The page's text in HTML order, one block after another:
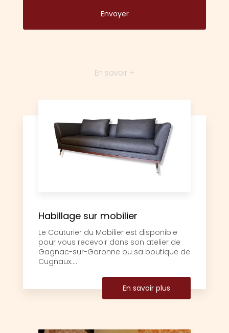
En savoir +
Habillage sur mobilier
Le Couturier du Mobilier est disponible
pour vous recevoir dans son atelier de
Gagnac-sur-Garonne ou sa boutique de
Cugnaux....
En savoir plus